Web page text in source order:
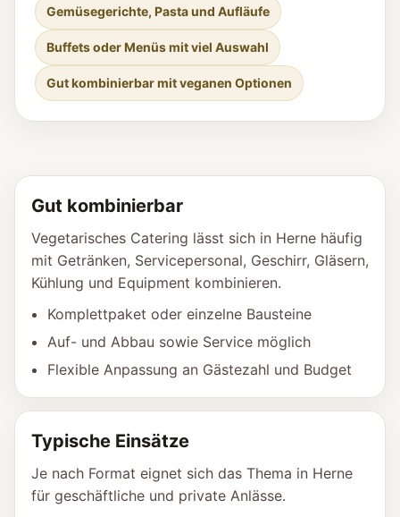
Gemüsegerichte, Pasta und Aufläufe
Buffets oder Menüs mit viel Auswahl
Gut kombinierbar mit veganen Optionen
Gut kombinierbar
Vegetarisches Catering lässt sich in Herne häufig
mit Getränken, Servicepersonal, Geschirr, Gläsern,
Kühlung und Equipment kombinieren.
Komplettpaket oder einzelne Bausteine
Auf- und Abbau sowie Service möglich
Flexible Anpassung an Gästezahl und Budget
Typische Einsätze
Je nach Format eignet sich das Thema in Herne
für geschäftliche und private Anlässe.